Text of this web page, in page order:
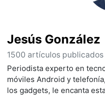
Jesús González
1500 artículos
Periodista experto en
móviles Android y
los gadgets, le encanta